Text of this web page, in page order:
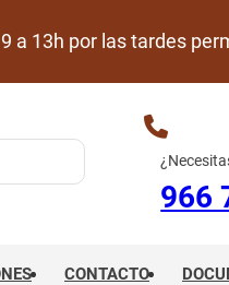
a 13h por las tardes
966
CONTACTO